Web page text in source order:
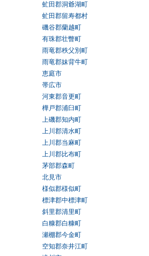
虻田郡洞爺湖町
虻田郡留寿都村
磯谷郡蘭越町
有珠郡壮瞥町
雨竜郡秩父別町
雨竜郡妹背牛町
恵庭市
帯広市
河東郡音更町
樺戸郡浦臼町
上磯郡知内町
上川郡清水町
上川郡当麻町
上川郡比布町
茅部郡森町
北見市
様似郡様似町
標津郡中標津町
斜里郡清里町
白糠郡白糠町
瀬棚郡今金町
空知郡奈井江町